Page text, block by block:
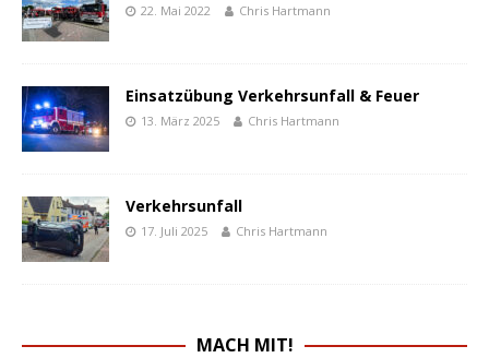
22. Mai 2022 Chris Hartmann
Einsatzübung Verkehrsunfall & Feuer
13. März 2025 Chris Hartmann
Verkehrsunfall
17. Juli 2025 Chris Hartmann
MACH MIT!